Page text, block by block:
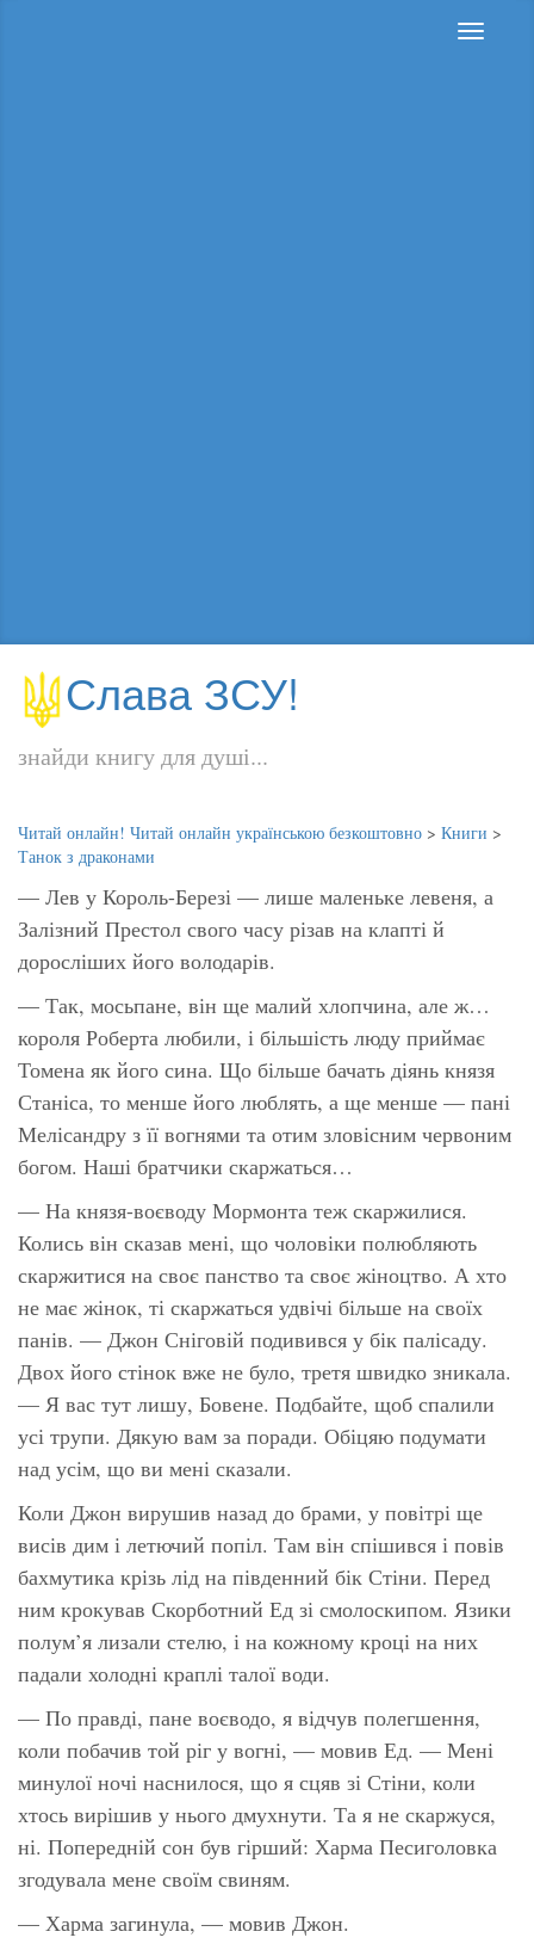
Слава ЗСУ!
знайди книгу для душі...
Читай онлайн! Читай онлайн українською безкоштовно > Книги >
Танок з драконами
— Лев у Король-Березі — лише маленьке левеня, а
Залізний Престол свого часу різав на клапті й
доросліших його володарів.
— Так, мосьпане, він ще малий хлопчина, але ж…
короля Роберта любили, і більшість люду приймає
Томена як його сина. Що більше бачать діянь князя
Станіса, то менше його люблять, а ще менше — пані
Мелісандру з її вогнями та отим зловісним червоним
богом. Наші братчики скаржаться…
— На князя-воєводу Мормонта теж скаржилися.
Колись він сказав мені, що чоловіки полюбляють
скаржитися на своє панство та своє жіноцтво. А хто
не має жінок, ті скаржаться удвічі більше на своїх
панів. — Джон Сніговій подивився у бік палісаду.
Двох його стінок вже не було, третя швидко зникала.
— Я вас тут лишу, Бовене. Подбайте, щоб спалили
усі трупи. Дякую вам за поради. Обіцяю подумати
над усім, що ви мені сказали.
Коли Джон вирушив назад до брами, у повітрі ще
висів дим і летючий попіл. Там він спішився і повів
бахмутика крізь лід на південний бік Стіни. Перед
ним крокував Скорботний Ед зі смолоскипом. Язики
полум’я лизали стелю, і на кожному кроці на них
падали холодні краплі талої води.
— По правді, пане воєводо, я відчув полегшення,
коли побачив той ріг у вогні, — мовив Ед. — Мені
минулої ночі наснилося, що я сцяв зі Стіни, коли
хтось вирішив у нього дмухнути. Та я не скаржуся,
ні. Попередній сон був гірший: Харма Песиголовка
згодувала мене своїм свиням.
— Харма загинула, — мовив Джон.